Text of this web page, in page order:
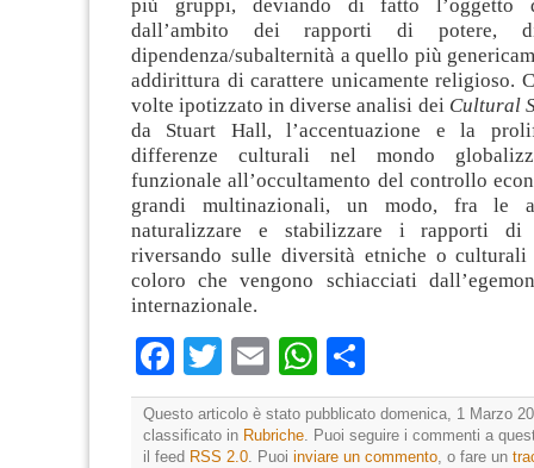
più gruppi, deviando di fatto l’oggetto
dall’ambito dei rapporti di potere,
dipendenza/subalternità a quello più
addirittura di carattere unicamente religioso.
volte ipotizzato in diverse analisi dei Cultural
da Stuart Hall, l’accentuazione e la
differenze culturali nel mondo
funzionale all’occultamento del controllo
grandi multinazionali, un modo, fra le
naturalizzare e stabilizzare i rapporti di
riversando sulle diversità etniche o
coloro che vengono schiacciati
internazionale.
Facebook
TwitterEmailWhatsApp
Questo articolo è stato pubblicato domenica, 1 Marzo
classificato in Rubriche. Puoi seguire i commenti a
il feed RSS 2.0. Puoi inviare un commento, o fare un